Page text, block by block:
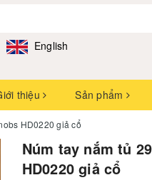
English
thiệu Sản phẩm
HD0220 giả cổ
Núm tay nắm tủ
HD0220 giả cổ